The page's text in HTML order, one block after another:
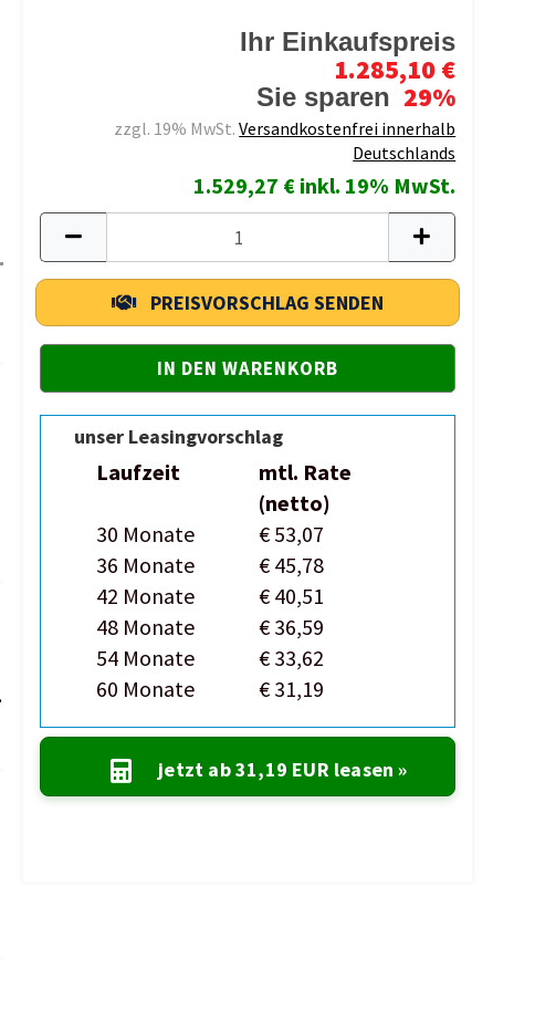
Ihr Einkaufspreis
1.285,10 €
Sie sparen 29%
zzgl. 19% MwSt.Versandkostenfrei innerhalb
Deutschlands
1.529,27 € inkl. 19% MwSt.
PREISVORSCHLAG SENDEN
unser Leasingvorschlag
Laufzeit
mtl. Rate
(netto)
30 Monate
€ 53,07
36 Monate
€ 45,78
42 Monate
€ 40,51
48 Monate
€ 36,59
54 Monate
€ 33,62
60 Monate
€ 31,19
jetzt ab31,19 EUR leasen »